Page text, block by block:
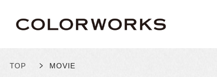
TOP > MOVIE